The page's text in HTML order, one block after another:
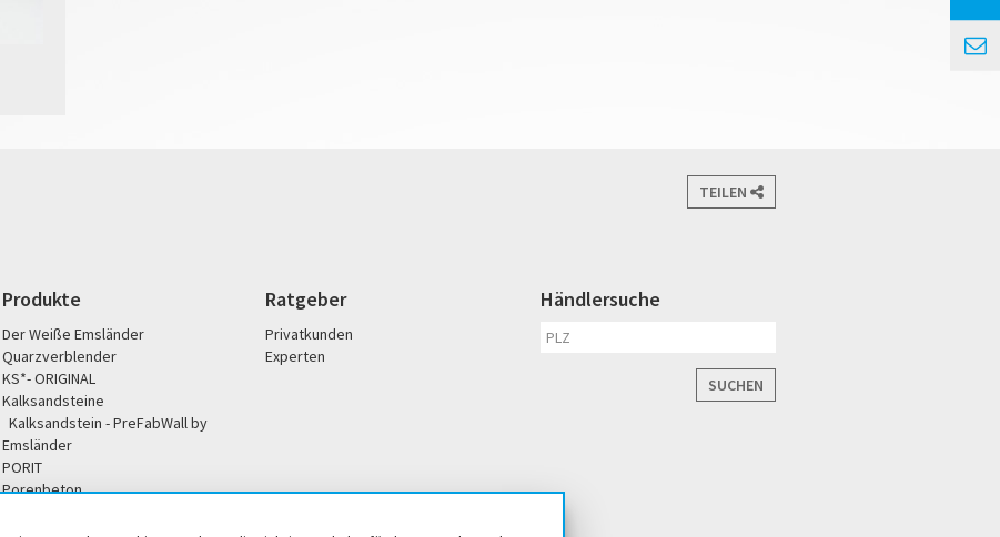
TEILEN
Händlersuche
SUCHEN
Produkte
Der Weiße Emsländer
Quarzverblender
KS*- ORIGINAL
Kalksandsteine
Kalksandstein - PreFabWall by
Emsländer
PORIT
Porenbeton
Ratgeber
Privatkunden
Experten